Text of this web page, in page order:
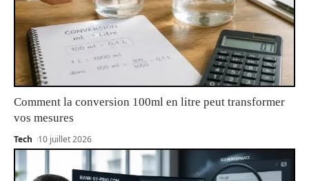
Comment la conversion 100ml en litre peut transformer
vos mesures
Tech 10 juillet 2026